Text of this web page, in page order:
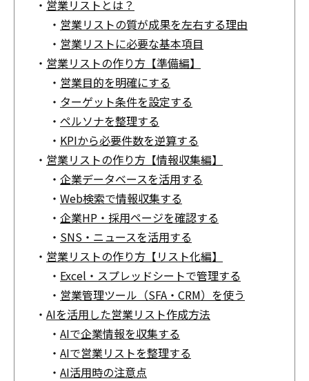
・ 営業リストとは？
・ 営業リストの質が成果を左右する理由
・ 営業リストに必要な基本項目
・ 営業リストの作り方【準備編】
・ 営業目的を明確にする
・ ターゲット条件を設定する
・ ペルソナを整理する
・ KPIから必要件数を逆算する
・ 営業リストの作り方【情報収集編】
・ 企業データベースを活用する
・ Web検索で情報収集する
・ 企業HP・採用ページを確認する
・ SNS・ニュースを活用する
・ 営業リストの作り方【リスト化編】
・ Excel・スプレッドシートで管理する
・ 営業管理ツール（SFA・CRM）を使う
・ AIを活用した営業リスト作成方法
・ AIで企業情報を収集する
・ AIで営業リストを整理する
・ AI活用時の注意点